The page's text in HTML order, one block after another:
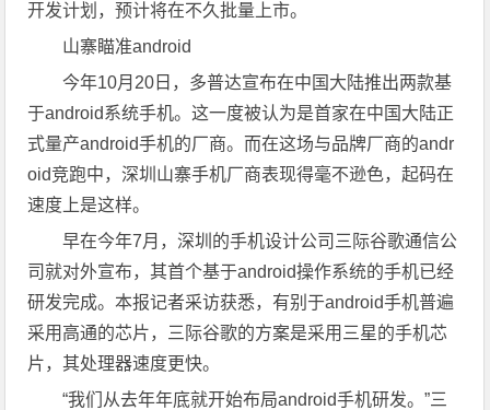
开发计划，预计将在不久批量上市。
山寨瞄准android
今年10月20日，多普达宣布在中国大陆推出两款基
于android系统手机。这一度被认为是首家在中国大陆正
式量产android手机的厂商。而在这场与品牌厂商的andr
oid竞跑中，深圳山寨手机厂商表现得毫不逊色，起码在
速度上是这样。
早在今年7月，深圳的手机设计公司三际谷歌通信公
司就对外宣布，其首个基于android操作系统的手机已经
研发完成。本报记者采访获悉，有别于android手机普遍
采用高通的芯片，三际谷歌的方案是采用三星的手机芯
片，其处理器速度更快。
“我们从去年年底就开始布局android手机研发。”三